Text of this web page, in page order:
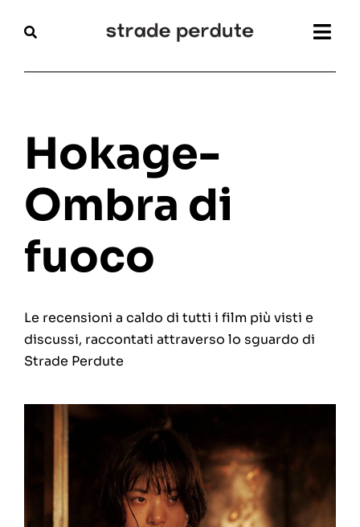
Magazine
Interviste
Festival
Articoli
Chi siamo
Hokage-
Ombra di
fuoco
Le recensioni a caldo di tutti i film più visti e
discussi, raccontati attraverso lo sguardo di
Strade Perdute